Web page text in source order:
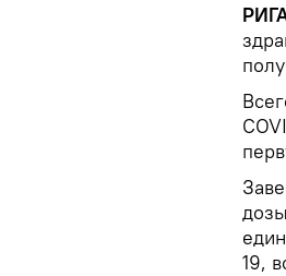
19,